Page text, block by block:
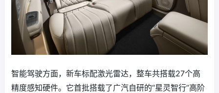
智能驾驶方面，新车‌标配激光雷达‌，整车共搭载27个高
精度感知硬件。它首批搭载了广汽自研的“星灵智行”高阶